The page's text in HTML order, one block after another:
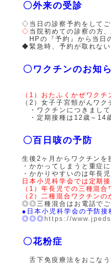
〇外来の受診
◇当日の診察予約をしてご
◇ 当院初めての診察の方
HPの『予約』から当日
◆緊急時、予約が取れない
〇ワクチンのお知
（1）おたふくかぜワク
（2）女子子宮頸がんワ
・ワクチンにつきまして
・定期接種は12歳～14
〇百日咳の予防
生後2ヶ月からワクチンを
・かかってしまうと重症
・かかりやすいのは年長児
日本小児科学会では定期
（1）年長児での三種混合
（2）二種混合ワクチン
◎◎三種混合はお電話でご
●日本小児科学会の予防接
◎◎◎ https://
〇花粉症
舌下免疫療法をおこなう